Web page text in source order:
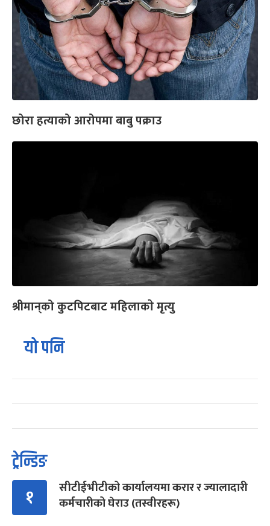
छोरा हत्याको आरोपमा बाबु पक्राउ
श्रीमान्‌को कुटपिटबाट महिलाकाे मृत्यु
यो पनि
ट्रेन्डिङ
१
सीटीईभीटीको कार्यालयमा करार र ज्यालादारी
कर्मचारीको घेराउ (तस्वीरहरू)